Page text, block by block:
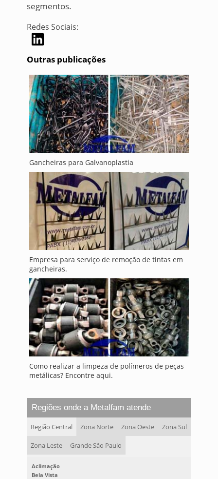
segmentos.
Redes Sociais:
Outras publicações
Gancheiras para Galvanoplastia
Empresa para serviço de remoção de tintas em
gancheiras.
Como realizar a limpeza de polímeros de peças
metálicas? Encontre aqui.
Regiões onde a Metalfam atende
Região Central Zona Norte Zona Oeste Zona Sul
Zona Leste Grande São Paulo
Aclimação
Bela Vista